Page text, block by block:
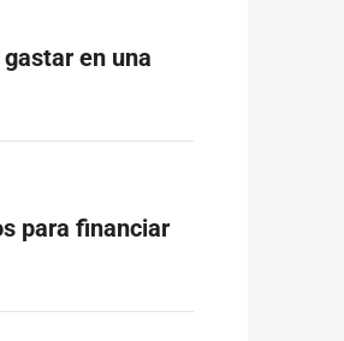
en una
para financiar